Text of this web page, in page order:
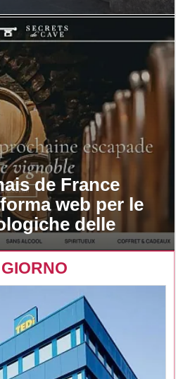
de France
web per le
delle